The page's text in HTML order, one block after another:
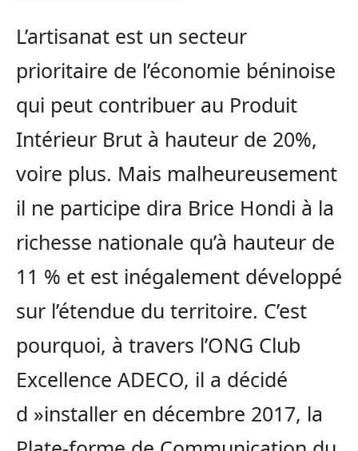
L’artisanat est un secteur
prioritaire de l’économie béninoise
qui peut contribuer au Produit
Intérieur Brut à hauteur de 20%,
voire plus. Mais malheureusement
il ne participe dira Brice Hondi à la
richesse nationale qu’à hauteur de
11 % et est inégalement développé
sur l’étendue du territoire. C’est
pourquoi, à travers l’ONG Club
Excellence ADECO, il a décidé
d »installer en décembre 2017, la